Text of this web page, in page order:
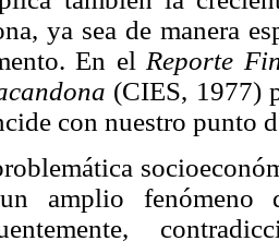
ya sea de manera
En elReporte
(CIES, 1977)
con nuestro punto
amplio fenómeno